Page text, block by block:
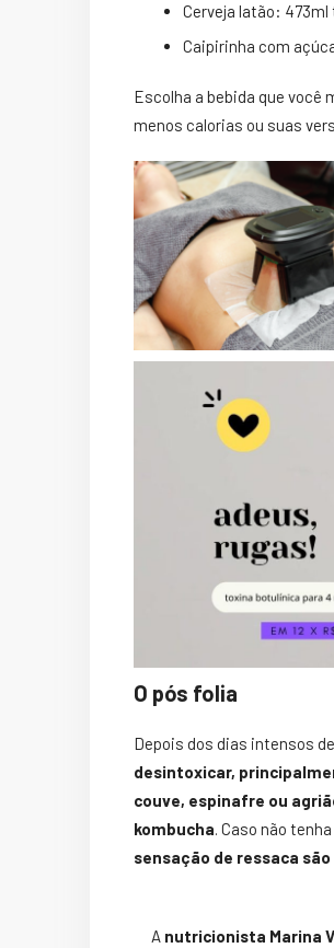
Cerveja latão: 473ml
Caipirinha com
Escolha a bebida que você
menos calorias ou suas
O pós folia
Depois dos dias intensos
desintoxicar,
couve, espinafre ou
kombucha. Caso não
sensação de ressaca
A nutricionista Marina